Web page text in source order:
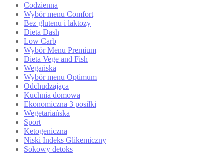
Codzienna
Wybór menu Comfort
Bez glutenu i laktozy
Dieta Dash
Low Carb
Wybór Menu Premium
Dieta Vege and Fish
Wegańska
Wybór menu Optimum
Odchudzająca
Kuchnia domowa
Ekonomiczna 3 posiłki
Wegetariańska
Sport
Ketogeniczna
Niski Indeks Glikemiczny
Sokowy detoks